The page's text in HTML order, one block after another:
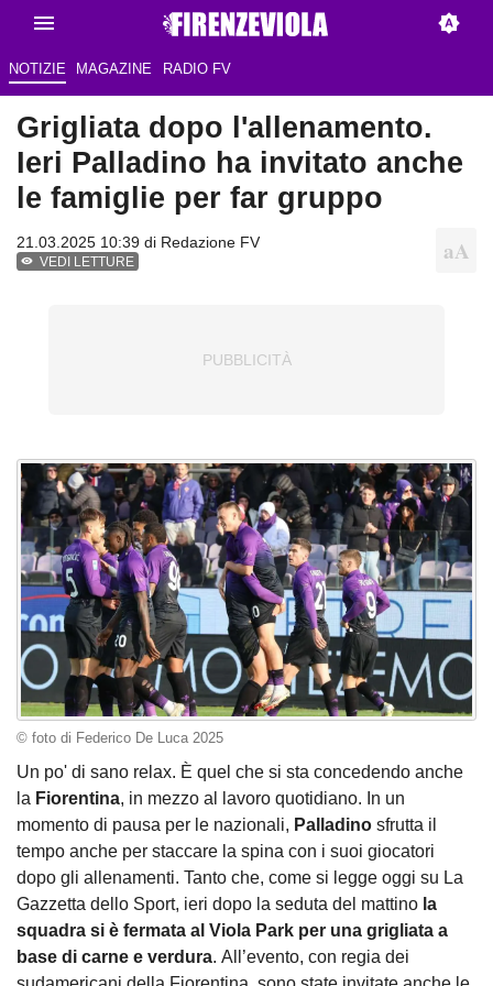
NOTIZIE MAGAZINE RADIO FV
Grigliata dopo l'allenamento.
Ieri Palladino ha invitato anche
le famiglie per far gruppo
21.03.2025 10:39 di Redazione FV
VEDI LETTURE
© foto di Federico De Luca 2025
Un po' di sano relax. È quel che si sta concedendo anche
la Fiorentina, in mezzo al lavoro quotidiano. In un
momento di pausa per le nazionali, Palladino sfrutta il
tempo anche per staccare la spina con i suoi giocatori
dopo gli allenamenti. Tanto che, come si legge oggi su La
Gazzetta dello Sport, ieri dopo la seduta del mattino la
squadra si è fermata al Viola Park per una grigliata a
base di carne e verdura. All’evento, con regia dei